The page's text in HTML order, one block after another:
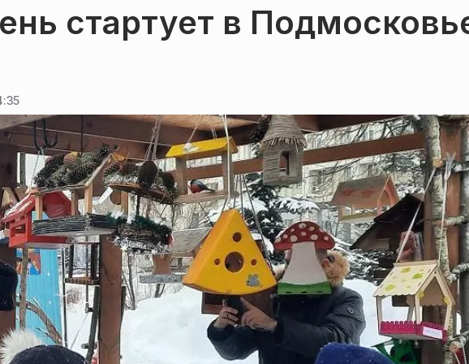
стартует в